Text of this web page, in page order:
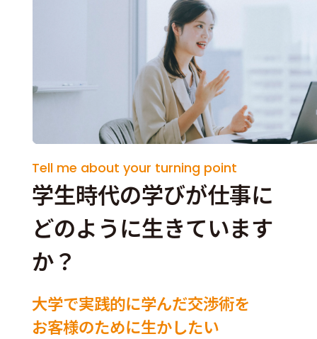
Tell me about your turning point
学生時代の学びが仕事に
どのように生きています
か？
大学で実践的に学んだ交渉術を
お客様のために生かしたい